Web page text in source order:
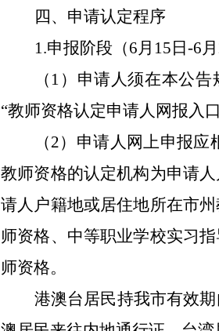
四、申请认定程序
1.申报阶段（6月 15 日 -6月
（ 1）申请人须在本公告
“教师资格认定申请人网报入
（2）申请人网上申报应
教师资格的认定机构为申请
请人户籍地或居住地所在市
师资格、中等职业学校实习
师资格。
港澳台居民持我市有效